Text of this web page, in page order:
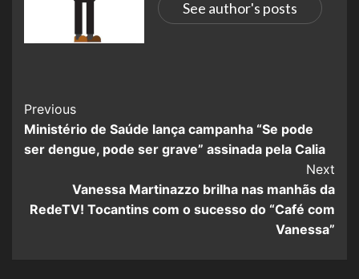
See author's posts
Previous
Ministério de Saúde lança campanha “Se pode
ser dengue, pode ser grave” assinada pela Calia
Next
Vanessa Martinazzo brilha nas manhãs da
RedeTV! Tocantins com o sucesso do “Café com
Vanessa”